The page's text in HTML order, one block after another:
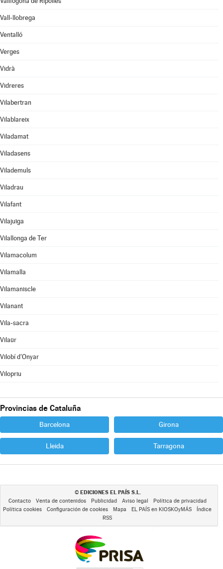
Vall-llobrega
Ventalló
Verges
Vidrà
Vidreres
Vilabertran
Vilablareix
Viladamat
Viladasens
Vilademuls
Viladrau
Vilafant
Vilajuïga
Vilallonga de Ter
Vilamacolum
Vilamalla
Vilamaniscle
Vilanant
Vila-sacra
Vilaür
Vilobí d'Onyar
Vilopriu
Provincias de Cataluña
Barcelona Girona
Lleida Tarragona
© EDICIONES EL PAÍS S.L.
Contacto Venta de contenidos Publicidad Aviso legal
Política de privacidad
Política cookies
Configuración de cookies Mapa EL PAÍS en KIOSKOyMÁS
Índice
RSS